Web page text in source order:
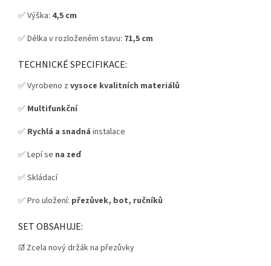
✅ Výška: 4,5 cm
✅ Délka v rozloženém stavu: 71,5 cm
TECHNICKÉ SPECIFIKACE:
✅ Vyrobeno z vysoce kvalitních materiálů
✅ Multifunkční
✅ Rychlá a snadná instalace
✅ Lepí se na zeď
✅ Skládací
✅ Pro uložení: přezůvek, bot, ručníků
SET OBSAHUJE:
☑️ Zcela nový držák na přezůvky